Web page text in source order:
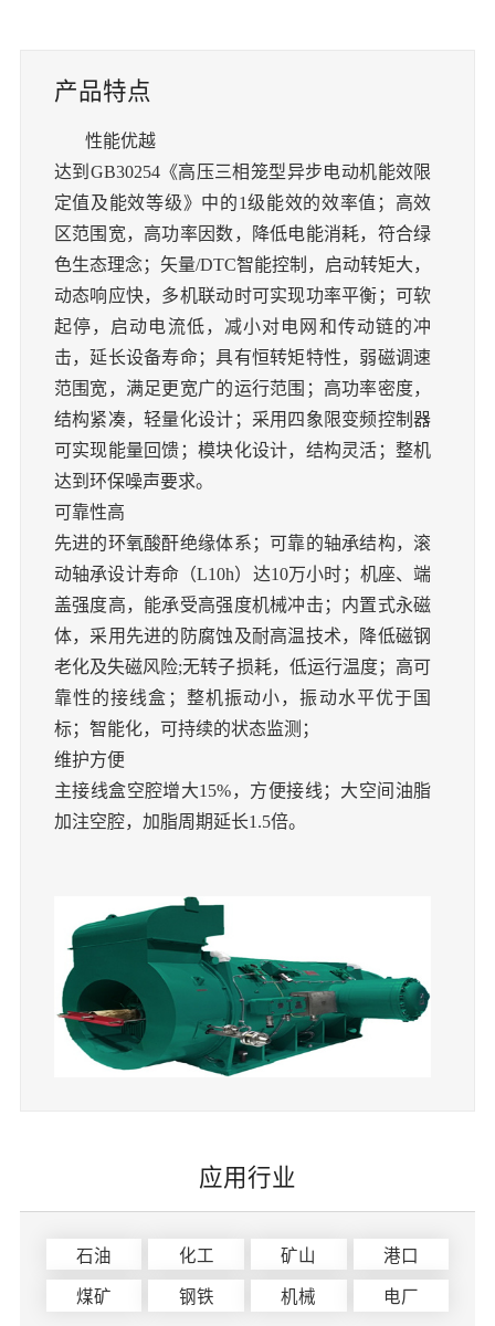
产品特点
性能优越
达到 GB30254《高压三相笼型异步电动机能效限
定值及能效等级》中的1级能效的效率值；
高效
区范围宽，高功率因数，降低电能消耗，符合绿
色生态理念；矢量/DTC智能控制，启动转矩大，
动态响应快，多机联动时可实现功率平衡；可软
起停，启动电流低，减小对电网和传动链的冲
击，延长设备寿命；具有恒转矩特性，弱磁调速
范围宽，满足更宽广的运行范围；高功率密度，
结构紧凑，轻量化设计；采用四象限变频控制器
可实现能量回馈；模块化设计，结构灵活； 整机
达到环保噪声要求。
可靠性高
先进的环氧酸酐绝缘体系；可靠的轴承结构，滚
动轴承设计寿命（L10h）达10万小时；机座、端
盖强度高，能承受高强度机械冲击； 内置式永磁
体，采用先进的防腐蚀及耐高温技术，降低磁钢
老化及失磁风险;无转子损耗，低运行温度；高可
靠性的接线盒；整机振动小，振动水平优于国
标；智能化，可持续的状态监测；
维护方便
主接线盒空腔增大15%，方便接线；大空间油脂
加注空腔，加脂周期延长1.5倍。
应用行业
石油 化工 矿山
港口
煤矿
钢铁 机械 电厂